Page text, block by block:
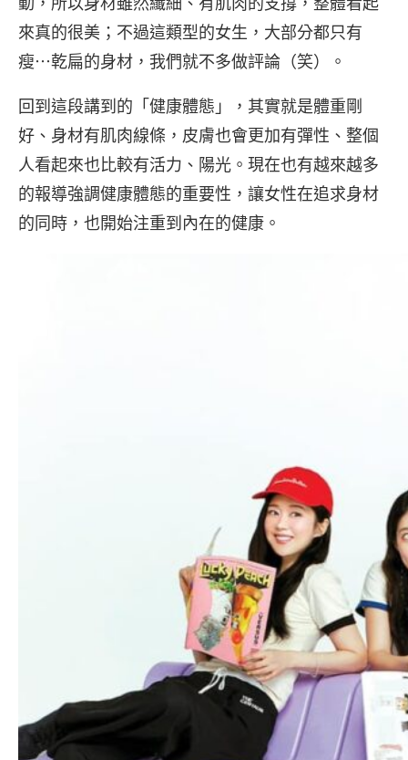
動，所以身材雖然纖細、有肌肉的支撐，整體看起
來真的很美；不過這類型的女生，大部分都只有
瘦⋯乾扁的身材，我們就不多做評論（笑）。
回到這段講到的「健康體態」，其實就是體重剛
好、身材有肌肉線條，皮膚也會更加有彈性、整個
人看起來也比較有活力、陽光。現在也有越來越多
的報導強調健康體態的重要性，讓女性在追求身材
的同時，也開始注重到內在的健康。